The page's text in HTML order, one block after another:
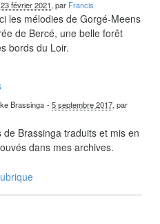
23 février 2021, par Francis
les mélodies de Gorgé-Meens
de Bercé, une belle forêt
bords du Loir.
Brassinga -5 septembre 2017, par
de Brassinga traduits et mis en
dans mes archives.